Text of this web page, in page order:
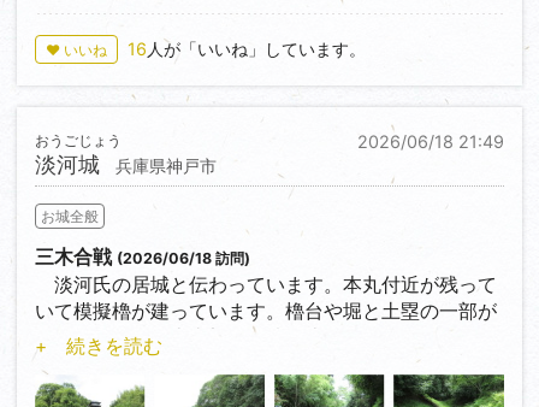
♥ いいね 16 人が「いいね」しています。
2026/06/18 21:49
淡河城
おうごじょう
兵庫県神戸市
お城全般
三木合戦 (2026/06/18 訪問)
淡河氏の居城と伝わっています。本丸付近が残って
いて模擬櫓が建っています。櫓台や堀と土塁の一部が
遺っています。南東部の堀跡は比較的見やすいのです
が、南西部は藪になっていました。西北部にも堀と思
われる地形がありますが、竹藪となっています。
+ 続きを読む